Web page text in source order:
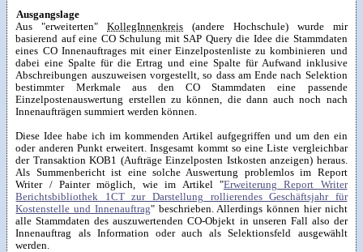
Ausgangslage
Aus "erweiterten"KollegInnenkreis (andere Hochschule) wurde mir
basierend auf eine CO Schulung mit SAP Query die Idee die Stammdaten
eines CO Innenauftrages mit einer Einzelpostenliste zu kombinieren und
dabei eine Spalte für die Ertrag und eine Spalte für Aufwand inklusive
Abschreibungen auszuweisen vorgestellt, so dass am Ende nach Selektion
bestimmter Merkmale aus den CO Stammdaten eine passende
Einzelpostenauswertung erstellen zu können, die dann auch noch nach
Innenaufträgen summiert werden können.
Diese Idee habe ich im kommenden Artikel aufgegriffen und um den ein
oder anderen Punkt erweitert. Insgesamt kommt so eine Liste vergleichbar
der Transaktion KOB1 (Aufträge Einzelposten Istkosten anzeigen) heraus.
Als Summenbericht ist eine solche Auswertung problemlos im Report
Writer / Painter möglich, wie im Artikel "Erweiterung Report Writer
Berichtsbibliothek 1CT zur Darstellung rollierendes Geschäftsjahr für
Kostenstelle und Innenauftrag" beschrieben. Allerdings können hier nicht
alle Stammdaten des auszuwertenden CO-Objekt in unseren Fall also der
Innenauftrag als Information oder auch als Selektionsfeld ausgewählt
werden.